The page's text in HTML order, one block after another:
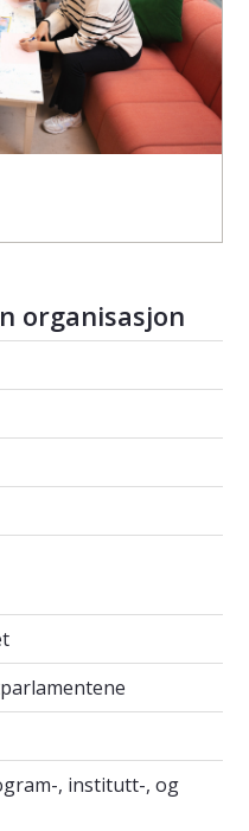
organisasjon
, institutt-,
, institutt-, og